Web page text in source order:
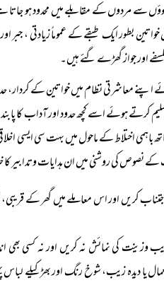
سے مردوں کے مقابلے میں محدود ہو
بطور ایک طبقے کے عموماً زیادتی ، جبر
اور جواز گھڑے گئے ہیں۔
اپنے معاشرتی نظام میں خواتین کے
کرتے ہوئے اسے کچھ حدود اور آداب کا
باہمی اختلاط کے ماحول میں بہت سی ایسی
نصوص کی روشنی میں ان ہدایات وتدابیر
کریں اور اس معاملے میں گھر کے قریبی،
وزینت کی نمائش نہ کریں اور نہ کسی
یا دیدہ زیب، شوخ رنگ اور بھڑکیلے لباس